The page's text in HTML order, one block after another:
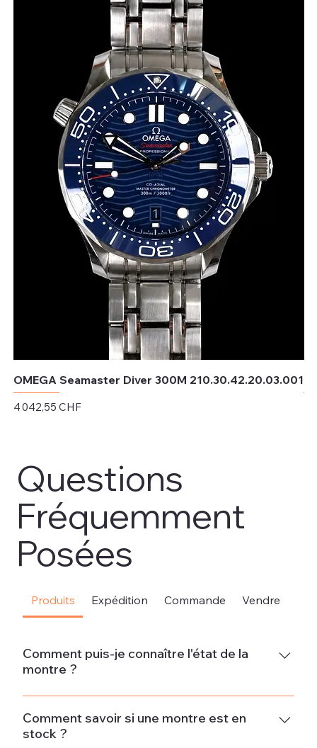
OMEGA Seamaster Diver 300M 210.30.42.20.03.001
Prix
4 042,55 CHF
Questions
Fréquemment
Posées
Produits Expédition Commande Vendre
Comment puis-je connaître l'état de la
montre ?
Neuve La montre est neuve et ne présente aucun signe
d'usure.État neuf - Jamais porté La montre est en parfait
état et n'a pas été portée. Si la montre provient d'un
Comment savoir si une montre est en
stock ?